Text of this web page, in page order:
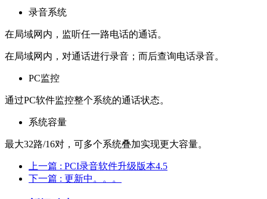
录音系统
在局域网内，监听任一路电话的通话。
在局域网内，对通话进行录音；而后查询电话录音。
PC监控
通过PC软件监控整个系统的通话状态。
系统容量
最大32路/16对，可多个系统叠加实现更大容量。
上一篇 : PCI录音软件升级版本4.5
下一篇 : 更新中。。。